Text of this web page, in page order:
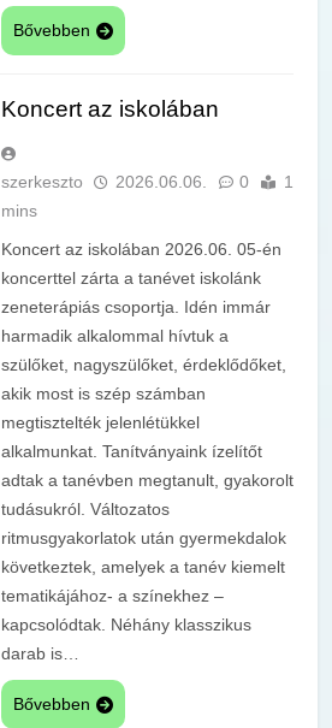
Bővebben
Koncert az iskolában
szerkeszto 2026.06.06. 0
1
mins
Koncert az iskolában 2026.06. 05-én
koncerttel zárta a tanévet iskolánk
zeneterápiás csoportja. Idén immár
harmadik alkalommal hívtuk a
szülőket, nagyszülőket, érdeklődőket,
akik most is szép számban
megtisztelték jelenlétükkel
alkalmunkat. Tanítványaink ízelítőt
adtak a tanévben megtanult, gyakorolt
tudásukról. Változatos
ritmusgyakorlatok után gyermekdalok
következtek, amelyek a tanév kiemelt
tematikájához- a színekhez –
kapcsolódtak. Néhány klasszikus
darab is…
Bővebben